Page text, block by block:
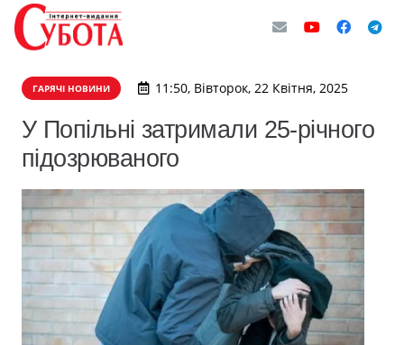
ГАРЯЧІ НОВИНИ 11:50, Вівторок, 22 Квітня, 2025
У Попільні затримали 25-річного
підозрюваного